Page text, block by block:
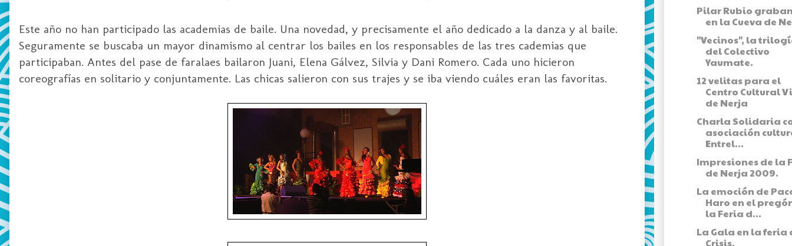
Este año no han participado las academias de baile. Una novedad, y precisamente el año dedicado a la danza y al baile.
Seguramente se buscaba un mayor dinamismo al centrar los bailes en los responsables de las tres cademias que
participaban. Antes del pase de faralaes bailaron Juani, Elena Gálvez, Silvia y Dani Romero. Cada uno hicieron
coreografías en solitario y conjuntamente. Las chicas salieron con sus trajes y se iba viendo cuáles eran las favoritas.
Pilar Rubio
en la Cueva de
"Vecinos", la
del Colectivo
Yaumate.
12 velitas para el
Centro Cultural
de Nerja
Charla Solidaria
asociación
Entrel...
Impresiones de la
de Nerja 2009.
La emoción de
Haro en el
la Feria d...
La Gala en la feria
Crisis.